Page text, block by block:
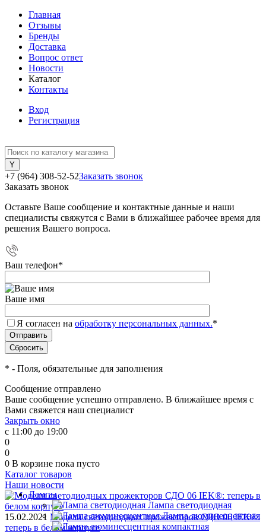
Главная
Отзывы
Бренды
Доставка
Вопрос ответ
Новости
Каталог
Контакты
Вход
Регистрация
+7 (964) 308-52-52Заказать звонок
Заказать звонок
Оставьте Ваше сообщение и контактные данные и наши
специалисты свяжутся с Вами в ближайшее рабочее время для
решения Вашего вопроса.
Ваш телефон*
Ваше имя
Я согласен на обработку персональных данных.*
* - Поля, обязательные для заполнения
Сообщение отправлено
Ваше сообщение успешно отправлено. В ближайшее время с
Вами свяжется наш специалист
Закрыть окно
с 11:00 до 19:00
0
0
0 В корзине пока пусто
Каталог товаров
Лампы
Лампа светодиодная
Лампа люминесцентная
Наши новости
15.02.2021 Модели светодиодных прожекторов СДО 06 IEK®:
теперь в белом корпусе